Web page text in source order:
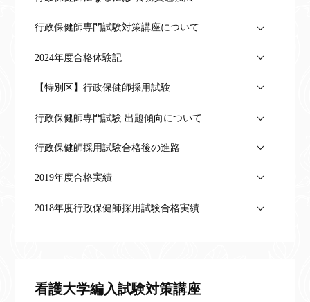
行政保健師専門試験対策講座について
2024年度合格体験記
【特別区】行政保健師採用試験
行政保健師専門試験 出題傾向について
行政保健師採用試験合格後の進路
2019年度合格実績
2018年度行政保健師採用試験合格実績
看護大学編入試験対策講座